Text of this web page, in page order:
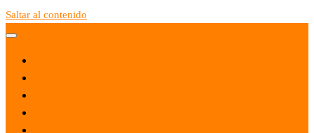
Saltar al contenido